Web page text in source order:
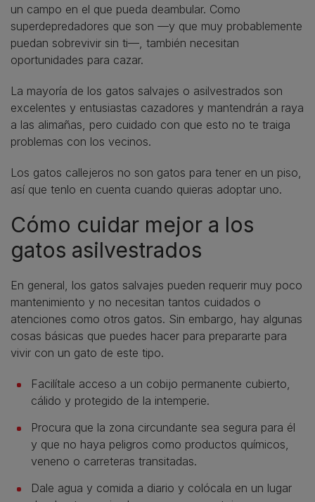
un campo en el que pueda deambular. Como
superdepredadores que son —y que muy probablemente
puedan sobrevivir sin ti—, también necesitan
oportunidades para cazar.
La mayoría de los gatos salvajes o asilvestrados son
excelentes y entusiastas cazadores y mantendrán a raya
a las alimañas, pero cuidado con que esto no te traiga
problemas con los vecinos.
Los gatos callejeros no son gatos para tener en un piso,
así que tenlo en cuenta cuando quieras adoptar uno.
Cómo cuidar mejor a los
gatos asilvestrados
En general, los gatos salvajes pueden requerir muy poco
mantenimiento y no necesitan tantos cuidados o
atenciones como otros gatos. Sin embargo, hay algunas
cosas básicas que puedes hacer para prepararte para
vivir con un gato de este tipo.
Facilítale acceso a un cobijo permanente cubierto,
cálido y protegido de la intemperie.
Procura que la zona circundante sea segura para él
y que no haya peligros como productos químicos,
veneno o carreteras transitadas.
Dale agua y comida a diario y colócala en un lugar